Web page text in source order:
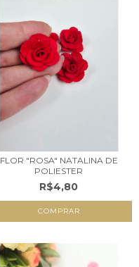
FLOR "ROSA" NATALINA DE
POLIESTER
R$4,80